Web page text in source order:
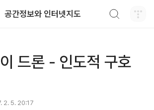
공간정보와 인터넷지도
드론 - 인도적 구호
2. 5. 20:17